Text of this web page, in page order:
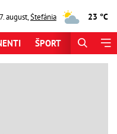
7. august,Štefánia 23 °C
ŠPORT